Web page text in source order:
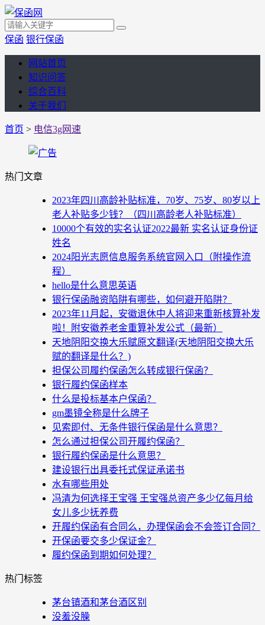
保函 银行保函
网站首页
知识问答
综合百科
关于我们
首页 > 电信3g网速
热门文章
2023年四川高龄补贴标准，70岁、75岁、80岁以上
老人补贴多少钱？（四川高龄老人补贴标准）
10000个有效的实名认证2022最新 实名认证身份证
姓名
2024阳光志愿信息服务系统官网入口（附操作流
程）
hello是什么意思英语
银行保函融资陷阱有哪些，如何避开陷阱？
2023年11月起，安徽退休中人将迎来重新核算补发
啦！附安徽养老金重算补发公式（最新）
天地阴阳交换大乐赋原文翻译(天地阴阳交换大乐
赋的翻译是什么？)
担保公司履约保函怎么转成银行保函？
银行履约保函样本
什么是投标基本户保函？
gm墨镜全称是什么牌子
见索即付、无条件银行保函是什么意思？
怎么通过担保公司开履约保函？
银行履约保函是什么意思？
建设银行出具委托式保证承诺书
水有哪些用处
冯清为何选择王宝强 王宝强总资产多少亿每月给
女儿多少抚养费
开履约保函有合同么，办理保函会不会签订合同？
开保函要交多少保证金？
履约保函到期如何处理？
热门标签
茅台镇酒和茅台酒区别
没羞没臊